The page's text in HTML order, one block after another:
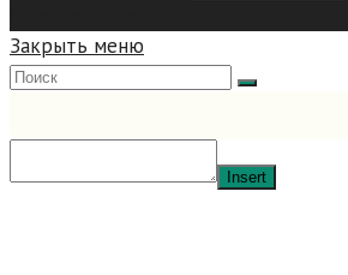
Закрыть меню
Insert